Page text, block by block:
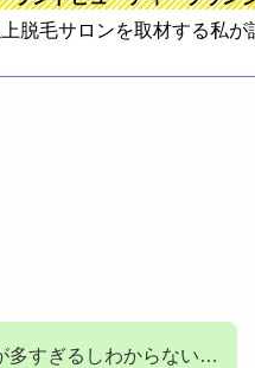
脱毛サロンを取材する私が
多すぎるしわからない…